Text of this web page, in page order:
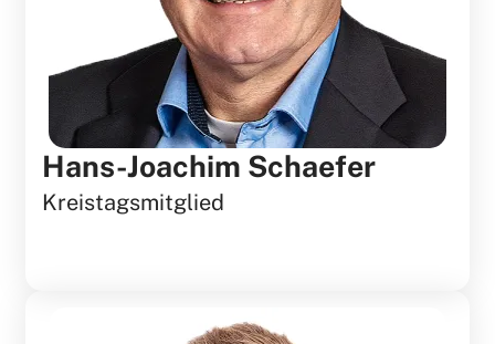
Hans-Joachim Schaefer
Kreistagsmitglied